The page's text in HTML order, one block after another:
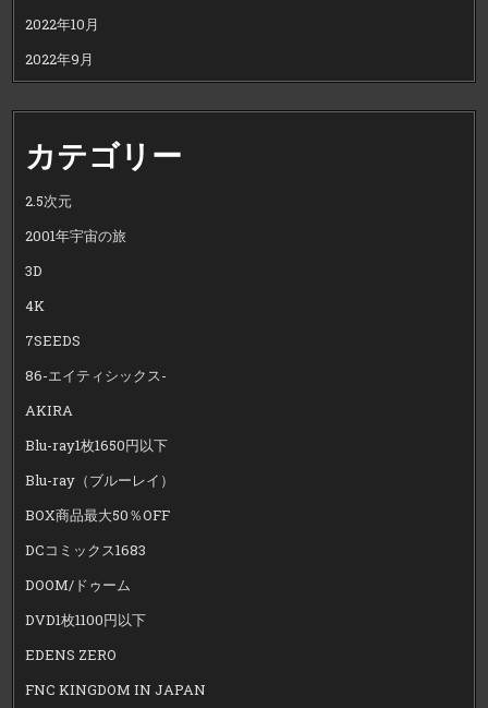
2022年10月
2022年9月
カテゴリー
2.5次元
2001年宇宙の旅
3D
4K
7SEEDS
86-エイティシックス-
AKIRA
Blu-ray1枚1650円以下
Blu-ray（ブルーレイ）
BOX商品最大50％OFF
DCコミックス1683
DOOM/ドゥーム
DVD1枚1100円以下
EDENS ZERO
FNC KINGDOM IN JAPAN